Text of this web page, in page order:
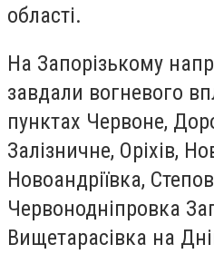
області.
На Запорізькому
завдали вогневого
пунктах Червоне,
Залізничне, Оріхів,
Новоандріївка,
Червонодніпровка
Вищетарасівка на